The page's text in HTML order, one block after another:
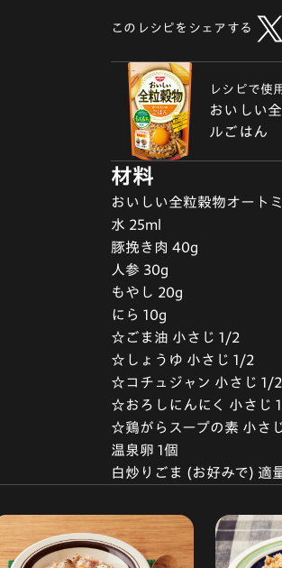
このレシピをシェアする
レシピで使
おいしい
ルごはん
材料
おいしい全粒穀物オート
水 25ml
豚挽き肉 40g
人参 30g
もやし 20g
にら 10g
☆ごま油 小さじ 1/2
☆しょうゆ 小さじ 1/2
☆コチュジャン 小さじ 1/2
☆おろしにんにく 小さじ
☆鶏がらスープの素 小さ
温泉卵 1個
白炒りごま (お好みで) 適